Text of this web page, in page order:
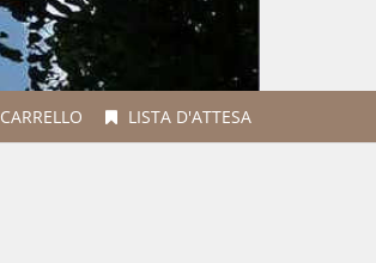
CARRELLO LISTA D'ATTESA